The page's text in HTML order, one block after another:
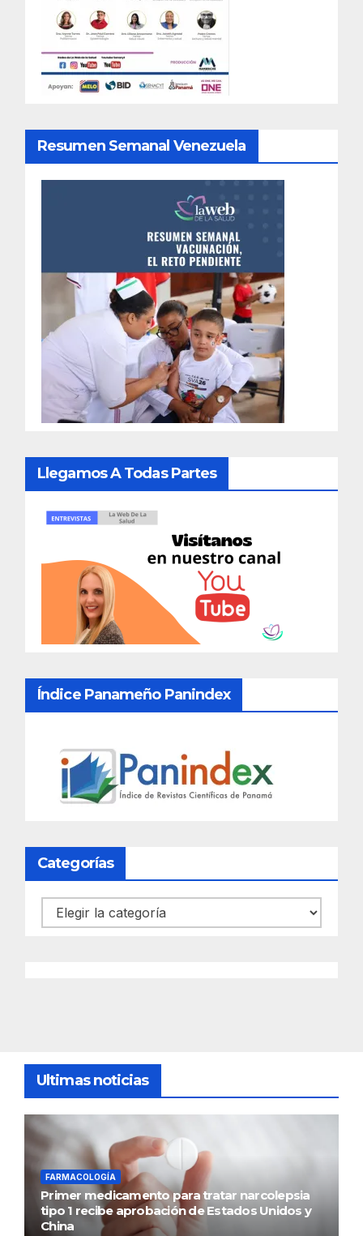
Resumen Semanal Venezuela
Llegamos A Todas Partes
Índice Panameño Panindex
Categorías
Categorías
Ultimas noticias
FARMACOLOGÍA
Primer medicamento para tratar narcolepsia
tipo 1 recibe aprobación de Estados Unidos y
China